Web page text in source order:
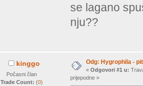
se lagano
nju??
kinggo
Počasni član
Trade Count: (0)
Odg: Hygrophila -
« Odgovori #1 u:
prijepodne »